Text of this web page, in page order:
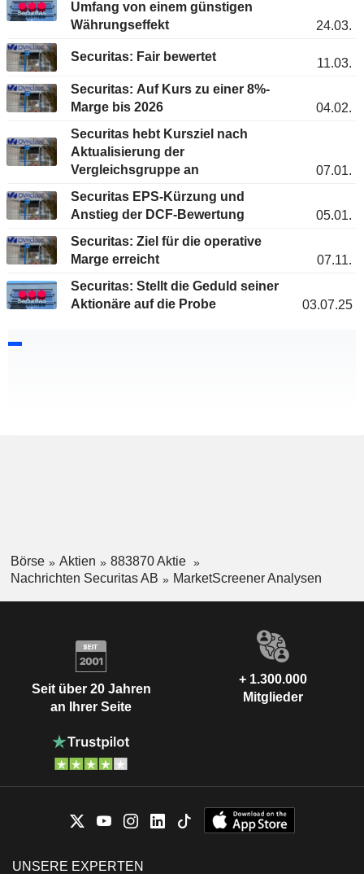
Umfang von einem günstigen
Währungseffekt
24.03.
Securitas: Fair bewertet
11.03.
Securitas: Auf Kurs zu einer 8%-
Marge bis 2026
04.02.
Securitas hebt Kursziel nach
Aktualisierung der
Vergleichsgruppe an
07.01.
Securitas EPS-Kürzung und
Anstieg der DCF-Bewertung
05.01.
Securitas: Ziel für die operative
Marge erreicht
07.11.
Securitas: Stellt die Geduld seiner
Aktionäre auf die Probe
03.07.25
Börse Aktien
883870 Aktie
Nachrichten Securitas AB
MarketScreener Analysen
Seit über 20 Jahren
an Ihrer Seite
+ 1.300.000
Mitglieder
UNSERE EXPERTEN